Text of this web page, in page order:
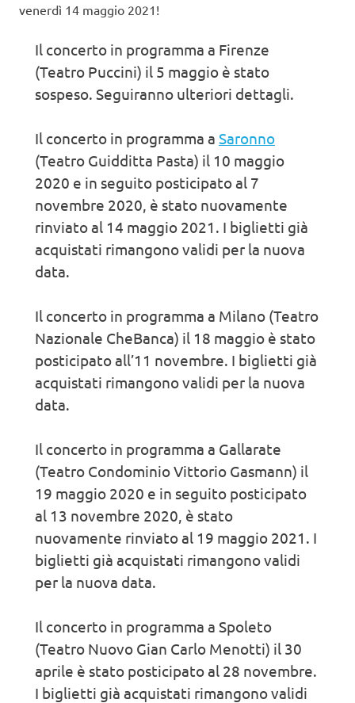
venerdì 14 maggio 2021!
Il concerto in programma a Firenze
(Teatro Puccini) il 5 maggio è stato
sospeso. Seguiranno ulteriori dettagli.
Il concerto in programma a Saronno
(Teatro Guidditta Pasta) il 10 maggio
2020 e in seguito posticipato al 7
novembre 2020, è stato nuovamente
rinviato al 14 maggio 2021. I biglietti già
acquistati rimangono validi per la nuova
data.
Il concerto in programma a Milano (Teatro
Nazionale CheBanca) il 18 maggio è stato
posticipato all’11 novembre. I biglietti già
acquistati rimangono validi per la nuova
data.
Il concerto in programma a Gallarate
(Teatro Condominio Vittorio Gasmann) il
19 maggio 2020 e in seguito posticipato
al 13 novembre 2020, è stato
nuovamente rinviato al 19 maggio 2021. I
biglietti già acquistati rimangono validi
per la nuova data.
Il concerto in programma a Spoleto
(Teatro Nuovo Gian Carlo Menotti) il 30
aprile è stato posticipato al 28 novembre.
I biglietti già acquistati rimangono validi